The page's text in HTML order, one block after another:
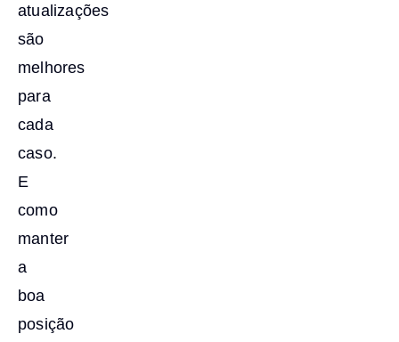
atualizações
são
melhores
para
cada
caso.
E
como
manter
a
boa
posição